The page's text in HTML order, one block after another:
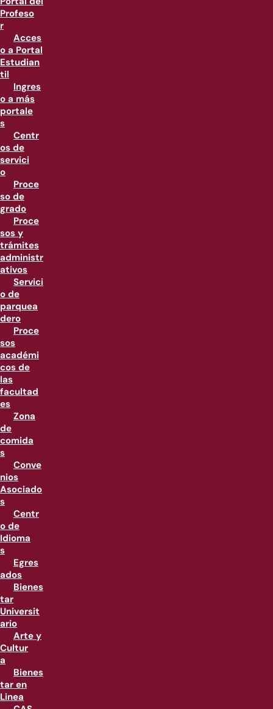
Profeso
r
Acces
o a Portal
Estudian
til
Ingres
o a más
portale
s
Centr
os de
servici
o
Proce
so de
grado
Proce
sos y
trámites
administr
ativos
Servici
o de
parquea
dero
Proce
sos
académi
cos de
las
facultad
es
Zona
de
comida
s
Conve
nios
Asociado
s
Centr
o de
Idioma
s
Egres
ados
Bienes
tar
Universit
ario
Arte y
Cultur
a
Bienes
tar en
Linea